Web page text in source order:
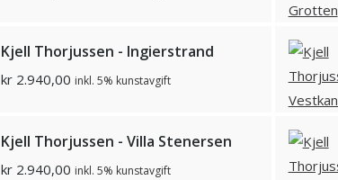
Kjell Thorjussen - Ingierstrand
kr 2.940,00 inkl. 5% kunstavgift
Kjell Thorjussen - Villa Stenersen
kr 2.940,00 inkl. 5% kunstavgift